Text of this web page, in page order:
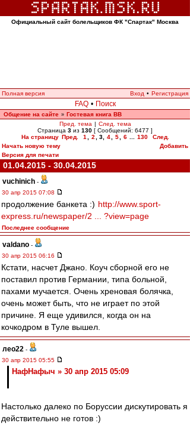
Официальный сайт болельщиков ФК "Спартак" Москва
Полная версия Вход • Регистрация
FAQ • Поиск
Общение на сайте » Гостевая книга ВВ
Пред. тема | След. тема
Страница 3 из 130 [ Сообщений: 6477 ]
На страницу Пред. 1 2 3, 4 5 6 130
След.
Начать новую тему
Добавить
Версия для печати
01.04.2015 - 30.04.2015
vuchinich -
30 апр 2015 07:08
продолжение банкета :) http://www.sport-
express.ru/newspaper/2 ... ?view=page
Последнее сообщение
valdano -
30 апр 2015 06:16
Кстати, насчет Джано. Коуч сборной его не
поставил против Германии, типа больной,
пахами мучается. Очень хреновая болячка,
очень может быть, что не играет по этой
причине. Я еще удивился, когда он на
кочкодром в Туле вышел.
лео22 -
30 апр 2015 05:55
НафНафыч » 30 апр 2015 05:09
Настолько далеко по Боруссии дискутировать я
действительно не готов :)